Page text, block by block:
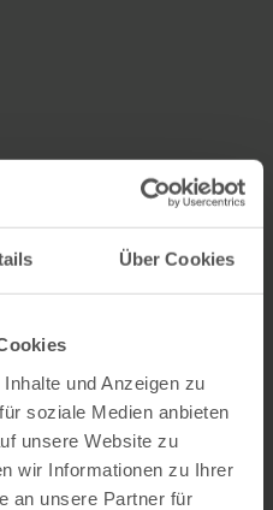
Über Cookies
und Anzeigen zu
soziale Medien anbieten
unsere Website zu
wir Informationen zu Ihrer
an unsere Partner für